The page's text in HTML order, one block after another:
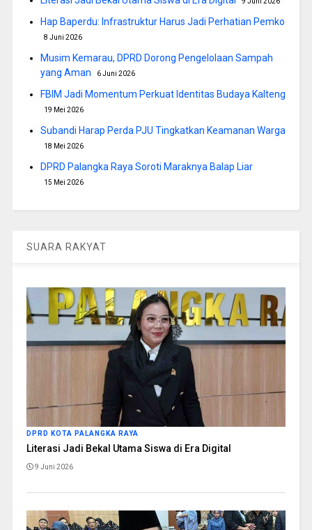
Hap Baperdu: Infrastruktur Harus Jadi Perhatian Pemko
8 Juni 2026
Musim Kemarau, DPRD Dorong Pengelolaan Sampah
yang Aman
6 Juni 2026
FBIM Jadi Momentum Perkuat Identitas Budaya Kalteng
19 Mei 2026
Subandi Harap Perda PJU Tingkatkan Keamanan Warga
18 Mei 2026
DPRD Palangka Raya Soroti Maraknya Balap Liar
15 Mei 2026
SUARA RAKYAT
DPRD KOTA PALANGKA RAYA
Literasi Jadi Bekal Utama Siswa di Era Digital
9 Juni 2026